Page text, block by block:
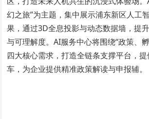
幻之旅”为主题，集中展示浦东新区人工
果，通过3D全息投影与动态数据墙，提
与可理解度。AI服务中心将围绕“政策、
四大核心需求，打造全链条支撑平台，
车，为企业提供精准政策解读与申报辅。